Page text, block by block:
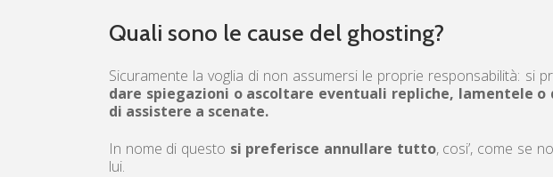
Quali sono le cause del ghosting?
Sicuramente la voglia di non assumersi le proprie responsabilità: si
dare spiegazioni o ascoltare eventuali repliche, lamentele o
di assistere a scenate.
In nome di questo si preferisce annullare tutto, cosi’, come se
lui.